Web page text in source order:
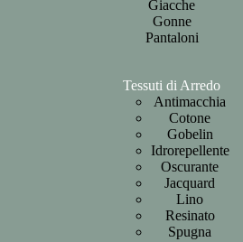
Giacche
Gonne
Pantaloni
Tessuti di Arredo
Antimacchia
Cotone
Gobelin
Idrorepellente
Oscurante
Jacquard
Lino
Resinato
Spugna